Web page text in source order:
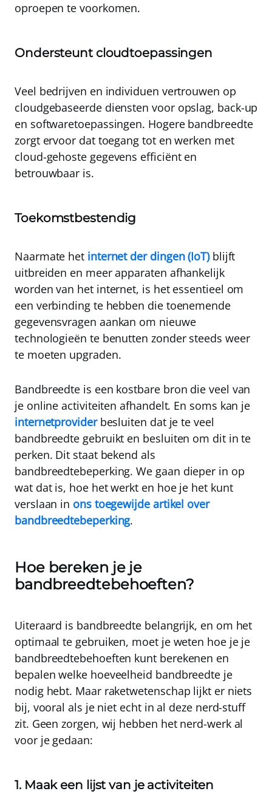
oproepen te voorkomen.
Ondersteunt cloudtoepassingen
Veel bedrijven en individuen vertrouwen op
cloudgebaseerde diensten voor opslag, back-up
en softwaretoepassingen. Hogere bandbreedte
zorgt ervoor dat toegang tot en werken met
cloud-gehoste gegevens efficiënt en
betrouwbaar is.
Toekomstbestendig
Naarmate het internet der dingen (IoT)blijft
uitbreiden en meer apparaten afhankelijk
worden van het internet, is het essentieel om
een verbinding te hebben die toenemende
gegevensvragen aankan om nieuwe
technologieën te benutten zonder steeds weer
te moeten upgraden.
Bandbreedte is een kostbare bron die veel van
je online activiteiten afhandelt. En soms kan je
internetproviderbesluiten dat je te veel
bandbreedte gebruikt en besluiten om dit in te
perken. Dit staat bekend als
bandbreedtebeperking. We gaan dieper in op
wat dat is, hoe het werkt en hoe je het kunt
verslaan in ons toegewijde artikel over
bandbreedtebeperking.
Hoe bereken je je
bandbreedtebehoeften?
Uiteraard is bandbreedte belangrijk, en om het
optimaal te gebruiken, moet je weten hoe je je
bandbreedtebehoeften kunt berekenen en
bepalen welke hoeveelheid bandbreedte je
nodig hebt. Maar raketwetenschap lijkt er niets
bij, vooral als je niet echt in al deze nerd-stuff
zit. Geen zorgen, wij hebben het nerd-werk al
voor je gedaan:
1. Maak een lijst van je activiteiten